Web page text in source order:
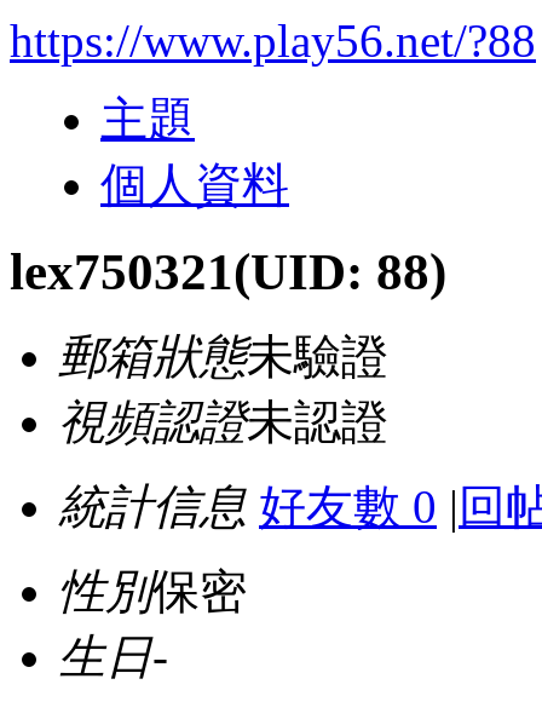
https://www.play56.net/?88
主題
個人資料
lex750321(UID: 88)
郵箱狀態未驗證
視頻認證未認證
統計信息 好友數 0 | 回
性別保密
生日-